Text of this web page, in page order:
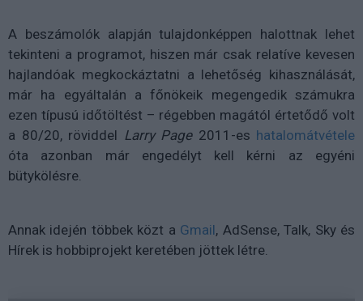
A beszámolók alapján tulajdonképpen halottnak lehet
tekinteni a programot, hiszen már csak relatíve kevesen
hajlandóak megkockáztatni a lehetőség kihasználását,
már ha egyáltalán a főnökeik megengedik számukra
ezen típusú időtöltést – régebben magától értetődő volt
a 80/20, röviddel Larry Page2011-es hatalomátvétele
óta azonban már engedélyt kell kérni az egyéni
bütykölésre.
Annak idején többek közt a Gmail, AdSense, Talk, Sky és
Hírek is hobbiprojekt keretében jöttek létre.